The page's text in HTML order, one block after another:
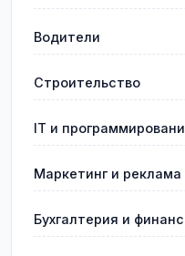
Водители
Строительство
IT и
Маркетинг и реклама
Бухгалтерия и